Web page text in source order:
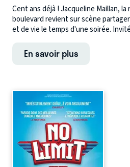
Cent ans déjà ! Jacqueline Maillan,
boulevard revient sur scène
et de vie le temps d'une soirée.
En savoir plus